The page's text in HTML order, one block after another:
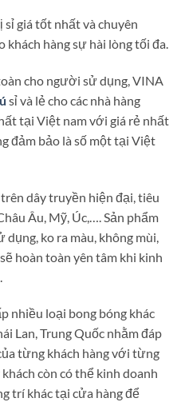
giá tốt nhất và chuyên
khách hàng sự hài lòng tối đa.
cho người sử dụng, VINA
sỉ và lẻ cho các nhà hàng
tại Việt nam với giá rẻ nhất
đảm bảo là số một tại Việt
dây truyền hiện đại, tiêu
Âu, Mỹ, Úc,…. Sản phẩm
ko ra màu, không mùi,
hoàn toàn yên tâm khi kinh
nhiều loại bong bóng khác
Lan, Trung Quốc nhằm đáp
từng khách hàng với từng
còn có thể kinh doanh
trí khác tại cửa hàng để